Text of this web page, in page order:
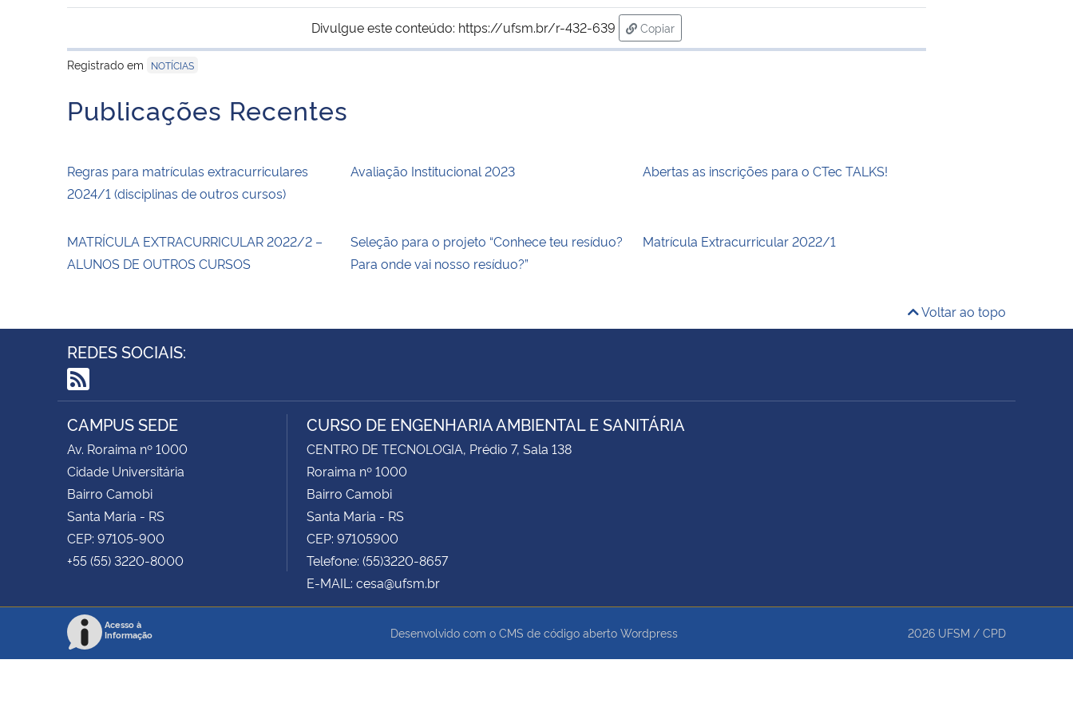
Divulgue este conteúdo: https://ufsm.br/r-432-639
Copiar
para área de transferência
Registrado em
NOTÍCIAS
Publicações Recentes
Regras para matrículas extracurriculares
2024/1 (disciplinas de outros cursos)
Avaliação Institucional 2023 Abertas as inscrições para o CTec TALKS!
MATRÍCULA EXTRACURRICULAR 2022/2 –
ALUNOS DE OUTROS CURSOS
Seleção para o projeto “Conhece teu resíduo?
Para onde vai nosso resíduo?”
Matrícula Extracurricular 2022/1
Voltar ao topo
REDES SOCIAIS:
RSS
CAMPUS SEDE
Av. Roraima nº 1000
Cidade Universitária
Bairro Camobi
Santa Maria - RS
CEP: 97105-900
+55 (55) 3220-8000
CURSO DE ENGENHARIA AMBIENTAL E SANITÁRIA
CENTRO DE TECNOLOGIA, Prédio 7, Sala 138
Roraima nº 1000
Bairro Camobi
Santa Maria - RS
CEP: 97105900
Telefone: (55)3220-8657
E-MAIL: cesa@ufsm.br
Acesso à
Informação
Desenvolvido com o CMS de código aberto Wordpress 2026 UFSM / CPD